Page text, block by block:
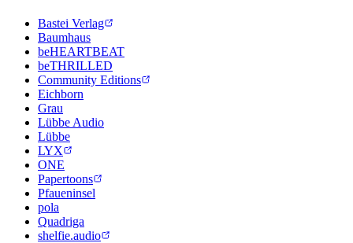
Bastei Verlag
Baumhaus
beHEARTBEAT
beTHRILLED
Community Editions
Eichborn
Grau
Lübbe Audio
Lübbe
LYX
ONE
Papertoons
Pfaueninsel
pola
Quadriga
shelfie.audio